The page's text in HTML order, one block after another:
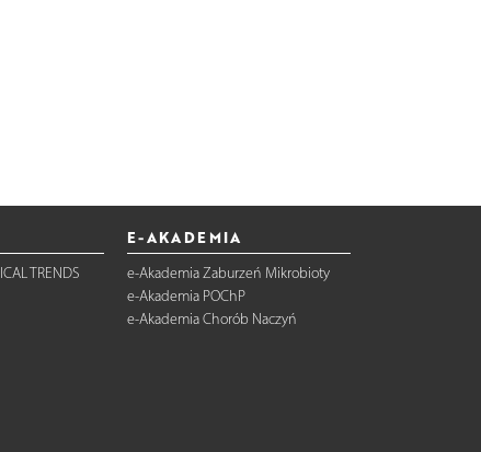
TRENDS
E-AKADEMIA
e-Akademia Zaburzeń Mikrobioty
e-Akademia POChP
e-Akademia Chorób Naczyń